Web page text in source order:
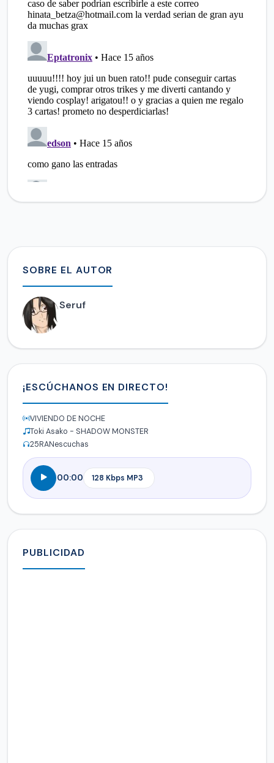
SOBRE EL AUTOR
Seruf
¡ESCÚCHANOS EN DIRECTO!
VIVIENDO DE NOCHE
Toki Asako - SHADOW MONSTER
25RANescuchas
00:00
PUBLICIDAD